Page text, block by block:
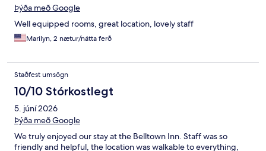
Þýða með Google
Well equipped rooms, great location, lovely staff
Marilyn, 2 nætur/nátta ferð
Staðfest umsögn
10/10 Stórkostlegt
5. júní 2026
Þýða með Google
We truly enjoyed our stay at the Belltown Inn. Staff was so
friendly and helpful, the location was walkable to everything,